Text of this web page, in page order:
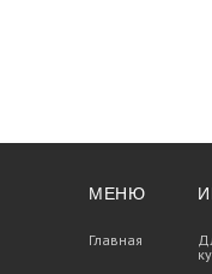
МЕНЮ
Главная
Главная